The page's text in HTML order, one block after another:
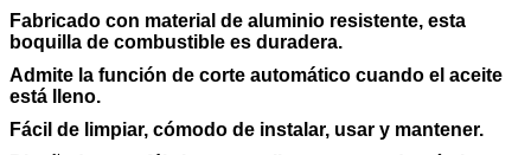
Fabricado con material de aluminio resistente, esta
boquilla de combustible es duradera.
Admite la función de corte automático cuando el aceite
está lleno.
Fácil de limpiar, cómodo de instalar, usar y mantener.